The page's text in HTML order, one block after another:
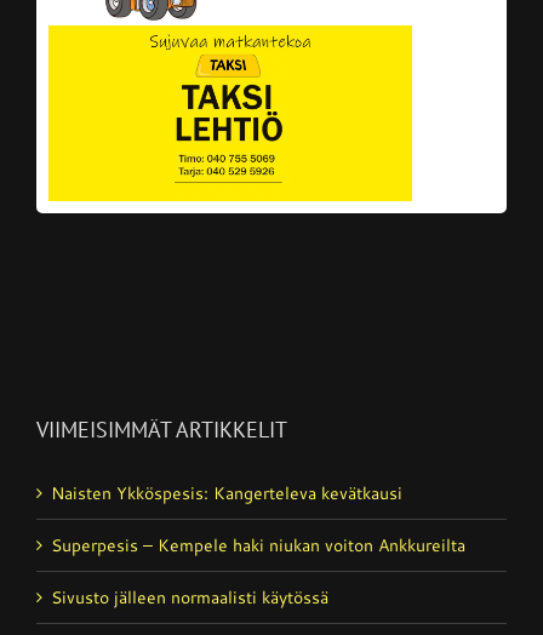
VIIMEISIMMÄT ARTIKKELIT
Naisten Ykköspesis: Kangerteleva kevätkausi
Superpesis – Kempele haki niukan voiton Ankkureilta
Sivusto jälleen normaalisti käytössä